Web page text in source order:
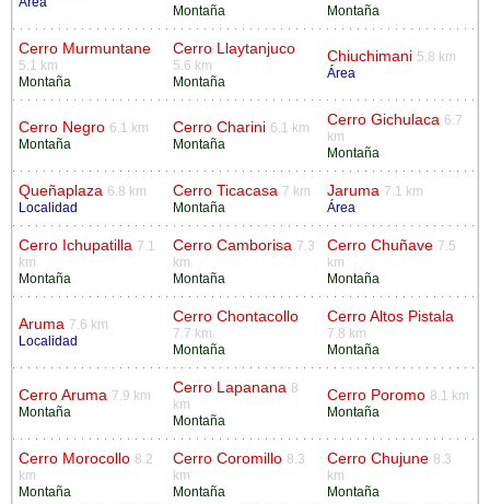
Montaña
Montaña
Cerro Murmuntane
5.1 km
Montaña
Cerro Llaytanjuco
5.6 km
Montaña
Chiuchimani 5.8 km
Área
Cerro Negro 6.1 km
Montaña
Cerro Charini 6.1 km
Montaña
Cerro Gichulaca 6.7
km
Montaña
Queñaplaza 6.8 km
Localidad
Cerro Ticacasa 7 km
Montaña
Jaruma 7.1 km
Área
Cerro Ichupatilla 7.1
km
Montaña
Cerro Camborisa 7.3
km
Montaña
Cerro Chuñave 7.5
km
Montaña
Aruma 7.6 km
Localidad
Cerro Chontacollo
7.7 km
Montaña
Cerro Altos Pistala
7.8 km
Montaña
Cerro Aruma 7.9 km
Montaña
Cerro Lapanana 8
km
Montaña
Cerro Poromo 8.1 km
Montaña
Cerro Morocollo 8.2
km
Montaña
Cerro Coromillo 8.3
km
Montaña
Cerro Chujune 8.3
km
Montaña